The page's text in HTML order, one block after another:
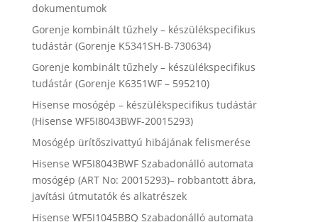
dokumentumok
Gorenje kombinált tűzhely – készülékspecifikus
tudástár (Gorenje K5341SH-B-730634)
Gorenje kombinált tűzhely – készülékspecifikus
tudástár (Gorenje K6351WF – 595210)
Hisense mosógép – készülékspecifikus tudástár
(Hisense WF5I8043BWF-20015293)
Mosógép ürítőszivattyú hibájának felismerése
Hisense WF5I8043BWF Szabadonálló automata
mosógép (ART No: 20015293)– robbantott ábra,
javítási útmutatók és alkatrészek
Hisense WF5I1045BBQ Szabadonálló automata